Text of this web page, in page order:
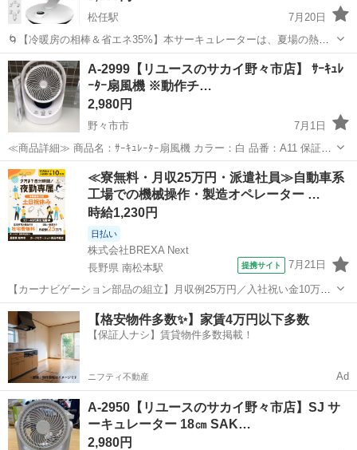
松任駅
7月20日
🌀【冷暖房の相棒＆省エネ35%】本サーキュレーターは、夏場の熱中
症予防と冬場の暖房効率向上と、省エネを実現する製品です。エアコ
ン＆暖房にサーキュレーターを使用することで、空気を素早く部屋の
隅々まで届けて室温バランスを整え、エ...
石川 白山市 季節、空調家電
A-2999【リユースのサカイ野々市店】 ｻｰｷｭﾚ
ｰﾀｰ扇風機 ※動作チ…
2,980円
野々市市
7月1日
≪商品詳細≫ 商品名：ｻｰｷｭﾚｰﾀｰ扇風機 カラー：白 品番：A11 保証：
現状販売 【商品番号】:2125240000016460 ≪お願い≫ ・クリーニン
グ済みです。 ・中古品の為取り切れな...
石川 野々市市 季節、空調家電 サカイ
≪寮無料・月収25万円・派遣社員≫自動車系
工場での機械操作・製造オペレーター …
時給1,230円
日払い
株式会社BREXA Next
長野県 南松本駅
提携サイト 7月21日
【カーナビゲーション部品の組立】月収例25万円／入社祝い金10万
円！／うれしい土日祝休み★年間休日125日／稼げる夜勤専属！日払い
OK！ 人気の工場のお仕事 ◇カーナビゲーション部品の組立◇ ■ 業務
内容 車載用カーナビゲ...
長野 松本市 南松本駅 その他
【格安物件多数✨】家賃4万円以下多数
【保証人ナシ】賃貸物件多数掲載！
ニフティ不動産 Ad
A-2950【リユースのサカイ野々市店】SJ サ
ーキュレーター 18㎝ SAK…
2,980円